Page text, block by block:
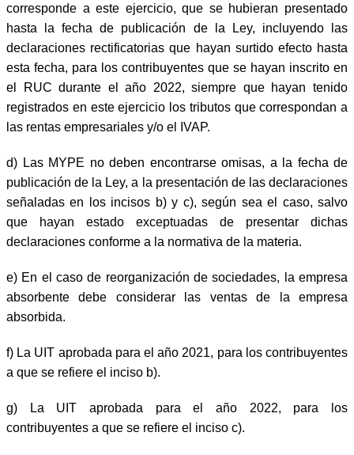
corresponde a este ejercicio, que se hubieran presentado
hasta la fecha de publicación de la Ley, incluyendo las
declaraciones rectificatorias que hayan surtido efecto hasta
esta fecha, para los contribuyentes que se hayan inscrito en
el RUC durante el año 2022, siempre que hayan tenido
registrados en este ejercicio los tributos que correspondan a
las rentas empresariales y/o el IVAP.
d) Las MYPE no deben encontrarse omisas, a la fecha de
publicación de la Ley, a la presentación de las declaraciones
señaladas en los incisos b) y c), según sea el caso, salvo
que hayan estado exceptuadas de presentar dichas
declaraciones conforme a la normativa de la materia.
e) En el caso de reorganización de sociedades, la empresa
absorbente debe considerar las ventas de la empresa
absorbida.
f) La UIT aprobada para el año 2021, para los contribuyentes
a que se refiere el inciso b).
g)
La UIT aprobada para el año 2022, para los
contribuyentes a que se refiere el inciso c).